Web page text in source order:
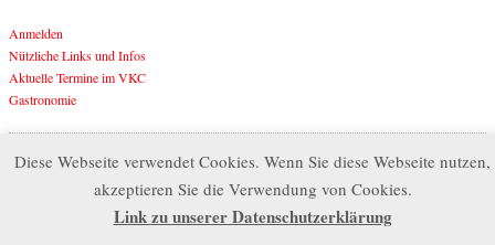
Anmelden
Nützliche Links und Infos
Aktuelle Termine im VKC
Gastronomie
Search
Diese Webseite verwendet Cookies. Wenn Sie diese Webseite nutzen,
akzeptieren Sie die Verwendung von Cookies.
Link zu unserer Datenschutzerklärung